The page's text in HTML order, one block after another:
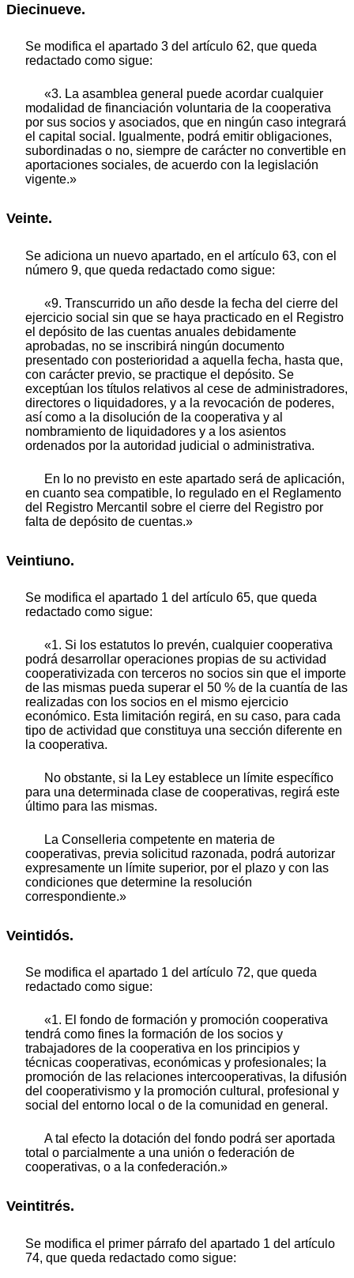
Diecinueve.
Se modifica el apartado 3 del artículo 62, que queda
redactado como sigue:
«3. La asamblea general puede acordar cualquier
modalidad de financiación voluntaria de la cooperativa
por sus socios y asociados, que en ningún caso integrará
el capital social. Igualmente, podrá emitir obligaciones,
subordinadas o no, siempre de carácter no convertible en
aportaciones sociales, de acuerdo con la legislación
vigente.»
Veinte.
Se adiciona un nuevo apartado, en el artículo 63, con el
número 9, que queda redactado como sigue:
«9. Transcurrido un año desde la fecha del cierre del
ejercicio social sin que se haya practicado en el Registro
el depósito de las cuentas anuales debidamente
aprobadas, no se inscribirá ningún documento
presentado con posterioridad a aquella fecha, hasta que,
con carácter previo, se practique el depósito. Se
exceptúan los títulos relativos al cese de administradores,
directores o liquidadores, y a la revocación de poderes,
así como a la disolución de la cooperativa y al
nombramiento de liquidadores y a los asientos
ordenados por la autoridad judicial o administrativa.
En lo no previsto en este apartado será de aplicación,
en cuanto sea compatible, lo regulado en el Reglamento
del Registro Mercantil sobre el cierre del Registro por
falta de depósito de cuentas.»
Veintiuno.
Se modifica el apartado 1 del artículo 65, que queda
redactado como sigue:
«1. Si los estatutos lo prevén, cualquier cooperativa
podrá desarrollar operaciones propias de su actividad
cooperativizada con terceros no socios sin que el importe
de las mismas pueda superar el 50 % de la cuantía de las
realizadas con los socios en el mismo ejercicio
económico. Esta limitación regirá, en su caso, para cada
tipo de actividad que constituya una sección diferente en
la cooperativa.
No obstante, si la Ley establece un límite específico
para una determinada clase de cooperativas, regirá este
último para las mismas.
La Conselleria competente en materia de
cooperativas, previa solicitud razonada, podrá autorizar
expresamente un límite superior, por el plazo y con las
condiciones que determine la resolución
correspondiente.»
Veintidós.
Se modifica el apartado 1 del artículo 72, que queda
redactado como sigue:
«1. El fondo de formación y promoción cooperativa
tendrá como fines la formación de los socios y
trabajadores de la cooperativa en los principios y
técnicas cooperativas, económicas y profesionales; la
promoción de las relaciones intercooperativas, la difusión
del cooperativismo y la promoción cultural, profesional y
social del entorno local o de la comunidad en general.
A tal efecto la dotación del fondo podrá ser aportada
total o parcialmente a una unión o federación de
cooperativas, o a la confederación.»
Veintitrés.
Se modifica el primer párrafo del apartado 1 del artículo
74, que queda redactado como sigue: